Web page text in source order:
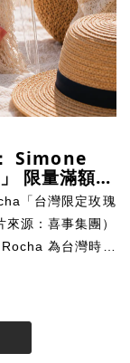
Simone
限量滿額贈
「台灣限定玫瑰
源：喜事集團）
為台灣時尚
清透、無憂無慮
體門市與線上官